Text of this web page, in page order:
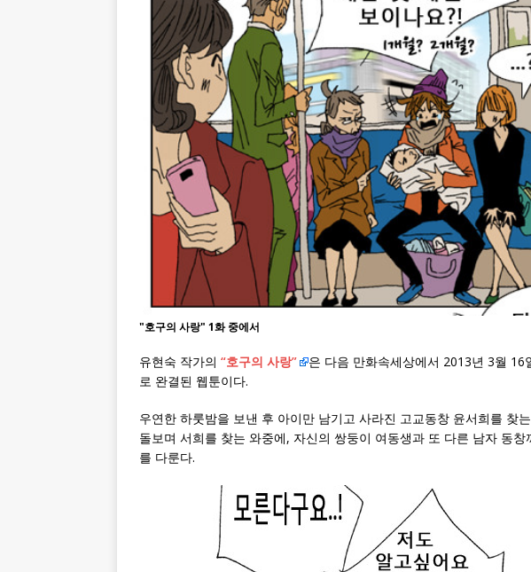
"호구의 사랑" 1화 중에서
유현숙 작가의 “호구의 사랑”
은 다음 만화속세상에서 2013년 3월
로 완결된 웹툰이다.
우연한 하룻밤을 보낸 후 아이만 남기고 사라진 고교동창 윤서희를 찾
돌보며 서희를 찾는 와중에, 자신의 쌍둥이 여동생과 또 다른 남자 동
를 다룬다.